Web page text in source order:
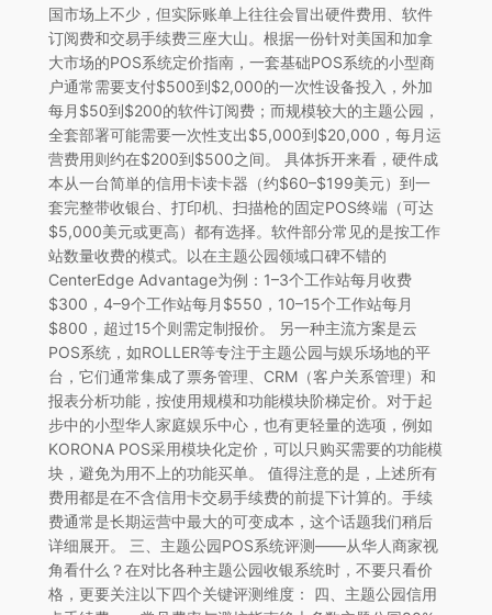
国市场上不少，但实际账单上往往会冒出硬件费用、软件
订阅费和交易手续费三座大山。根据一份针对美国和加拿
大市场的POS系统定价指南，一套基础POS系统的小型商
户通常需要支付$500到$2,000的一次性设备投入，外加
每月$50到$200的软件订阅费；而规模较大的主题公园，
全套部署可能需要一次性支出$5,000到$20,000，每月运
营费用则约在$200到$500之间。 具体拆开来看，硬件成
本从一台简単的信用卡读卡器（约$60–$199美元）到一
套完整带收银台、打印机、扫描枪的固定POS终端（可达
$5,000美元或更高）都有选择。软件部分常见的是按工作
站数量收费的模式。以在主题公园领域口碑不错的
CenterEdge Advantage为例：1–3个工作站每月收费
$300，4–9个工作站每月$550，10–15个工作站每月
$800，超过15个则需定制报价。 另一种主流方案是云
POS系统，如ROLLER等专注于主题公园与娱乐场地的平
台，它们通常集成了票务管理、CRM（客户关系管理）和
报表分析功能，按使用规模和功能模块阶梯定价。对于起
步中的小型华人家庭娱乐中心，也有更轻量的选项，例如
KORONA POS采用模块化定价，可以只购买需要的功能模
块，避免为用不上的功能买单。 值得注意的是，上述所有
费用都是在不含信用卡交易手续费的前提下计算的。手续
费通常是长期运营中最大的可变成本，这个话题我们稍后
详细展开。 三、主题公园POS系统评测——从华人商家视
角看什么？在对比各种主题公园收银系统时，不要只看价
格，更要关注以下四个关键评测维度： 四、主题公园信用